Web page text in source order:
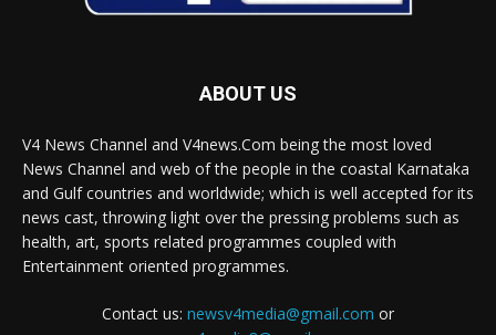
ABOUT US
V4 News Channel and V4news.Com being the most loved
News Channel and web of the people in the coastal Karnataka
and Gulf countries and worldwide; which is well accepted for its
news cast, throwing light over the pressing problems such as
health, art, sports related programmes coupled with
Entertainment oriented programmes.
Contact us: newsv4media@gmail.com or